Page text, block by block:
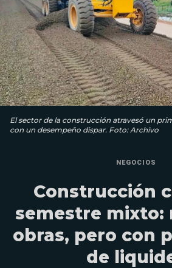
El sector de la construcción atravesó un
con un desempeño dispar. Foto: Archivo
NEGOCIOS
Construcción
semestre mixto:
obras, pero con
de